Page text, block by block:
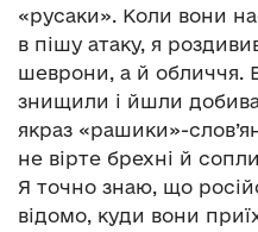
«русаки». Коли вони
в пішу атаку, я
шеврони, а й обличчя.
знищили і йшли
якраз «рашики»-
не вірте брехні й
Я точно знаю, що
відомо, куди вони